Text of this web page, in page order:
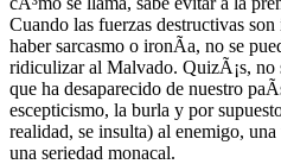
Cuando las fuerzas destructivas
haber sarcasmo o ironÃ­a, no se
ridiculizar al Malvado. QuizÃ¡s, no
que ha desaparecido de nuestro
escepticismo, la burla y por
realidad, se insulta) al enemigo,
una seriedad monacal.